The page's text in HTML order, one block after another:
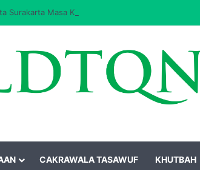
Surakarta Masa Khidmat 2026–2031 Resmi Dilantik
CAKRAWALA TASAWUF KHUTBAH